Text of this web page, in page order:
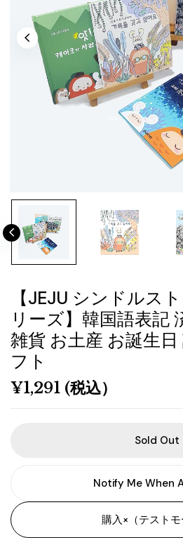
【JEJU シンドルス
リーズ】韓国語表記
雑貨 お土産 お誕生
フト
¥1,291 (税込）
Sold Out
Notify Me When
購入×（テストモ